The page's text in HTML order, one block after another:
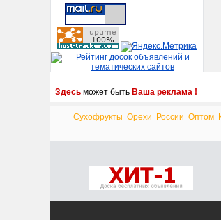
Здесь может быть Ваша реклама !
Сухофрукты Орехи России Оптом